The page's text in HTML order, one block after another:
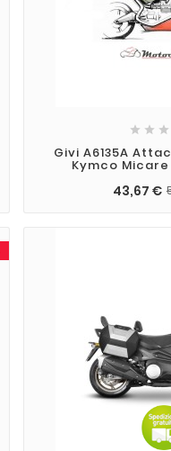
  
Givi A6135A
Kymco Micare
43,67 €